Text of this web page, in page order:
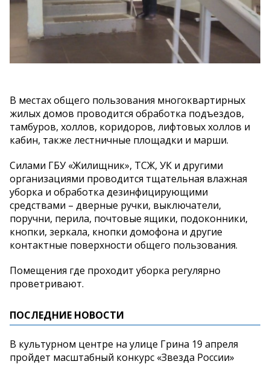
В местах общего пользования многоквартирных
жилых домов проводится обработка подъездов,
тамбуров, холлов, коридоров, лифтовых холлов и
кабин, также лестничные площадки и марши.
Силами ГБУ «Жилищник», ТСЖ, УК и другими
организациями проводится тщательная влажная
уборка и обработка дезинфицирующими
средствами – дверные ручки, выключатели,
поручни, перила, почтовые ящики, подоконники,
кнопки, зеркала, кнопки домофона и другие
контактные поверхности общего пользования.
Помещения где проходит уборка регулярно
проветривают.
ПОСЛЕДНИЕ НОВОСТИ
В культурном центре на улице Грина 19 апреля
пройдет масштабный конкурс «Звезда России»